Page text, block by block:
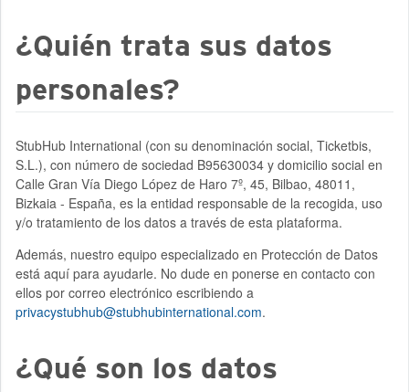
¿Quién trata sus datos
personales?
StubHub International (con su denominación social, Ticketbis,
S.L.), con número de sociedad B95630034 y domicilio social en
Calle Gran Vía Diego López de Haro 7º, 45, Bilbao, 48011,
Bizkaia - España, es la entidad responsable de la recogida, uso
y/o tratamiento de los datos a través de esta plataforma.
Además, nuestro equipo especializado en Protección de Datos
está aquí para ayudarle. No dude en ponerse en contacto con
ellos por correo electrónico escribiendo a
privacystubhub@stubhubinternational.com.
¿Qué son los datos